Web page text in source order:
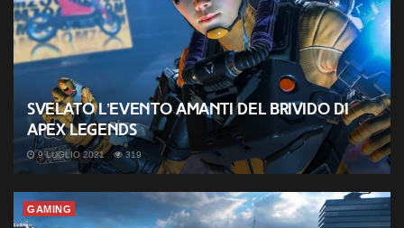
Svelato l’evento Amanti del Brivido di
Apex Legends
9 LUGLIO 2021 319
GAMING